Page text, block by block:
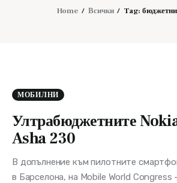
Home Всички Tag:
МОБИЛНИ
Ултрабюджетните
Asha 230
В допълнение към пилотните
в Барселона, на Mobile World Congress